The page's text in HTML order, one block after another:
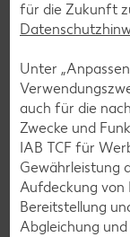
Glutenfreie
Wer auf Gluten
Vielfalt und
mit unseren
die nicht nur
für die Zukunft
Unter
auch für die
Zwecke und
IAB TCF für
Gewährleistung
Aufdeckung von
Bereitstellung
Abgleichung